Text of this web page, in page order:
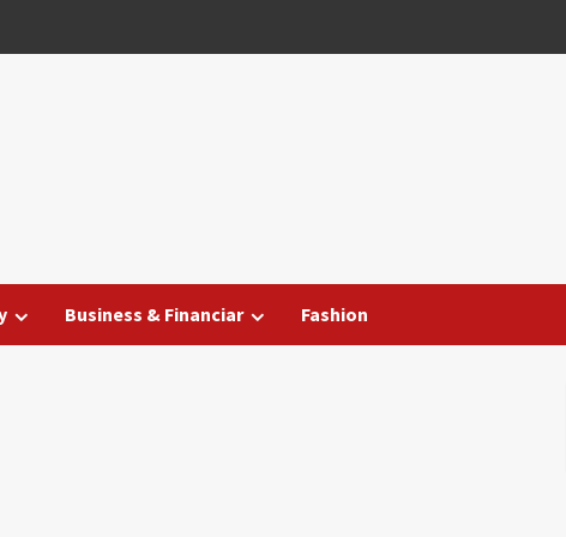
Business & Financiar Fashion